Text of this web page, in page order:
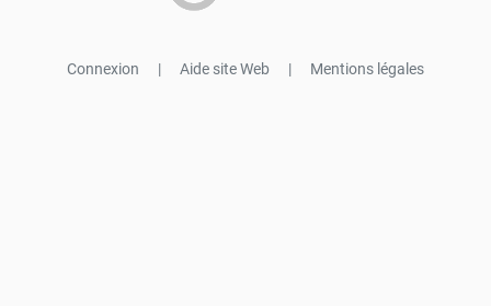
Connexion | Aide site Web | Mentions légales